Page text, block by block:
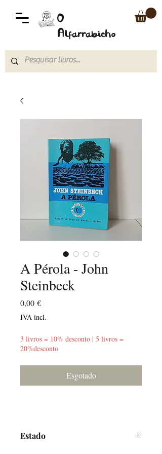
O
Alfarrabicho
A Pérola - John
Steinbeck
0,00 €Preço
IVA incl.
3 livros = 10% desconto | 5 livros =
20%desconto
Esgotado
Estado